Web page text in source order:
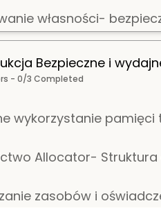
własności-
Bezpieczne i
- 0/3 Completed
wykorzystanie
Allocator- Struktura
zasobów i